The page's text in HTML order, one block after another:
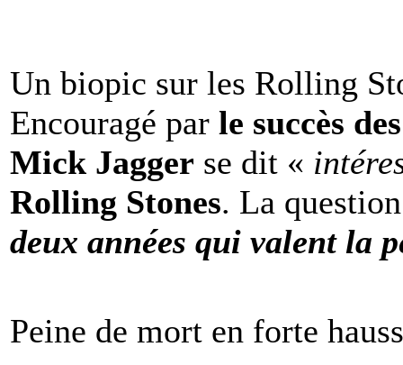
Un biopic sur les Rolling
Encouragé par le succès
Mick Jagger se dit «
Rolling Stones. La
deux années qui valent la
Peine de mort en forte